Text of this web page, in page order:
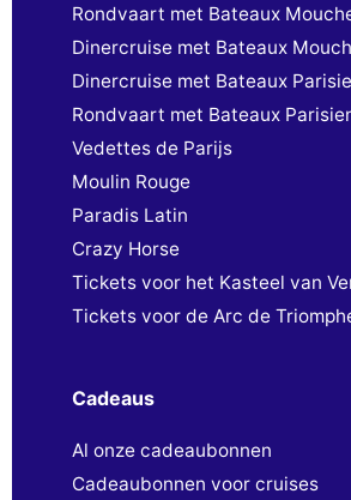
Rondvaart met Bateaux
Dinercruise met Bateaux
Dinercruise met Bateaux
Rondvaart met Bateaux
Vedettes de Parijs
Moulin Rouge
Paradis Latin
Crazy Horse
Tickets voor het Kasteel van
Tickets voor de Arc de
Cadeaus
Al onze cadeaubonnen
Cadeaubonnen voor cruises